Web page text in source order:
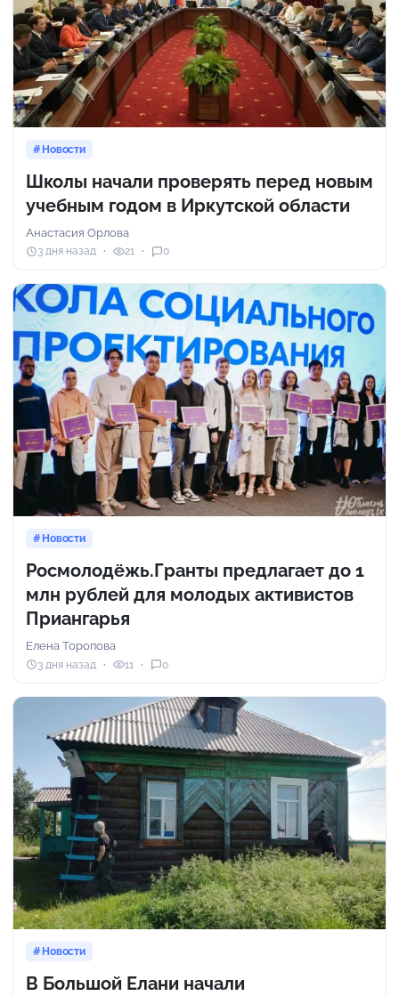
Новости
Школы начали проверять перед новым
учебным годом в Иркутской области
Анастасия Орлова
3 дня назад 21 0
Новости
Росмолодёжь.Гранты предлагает до 1
млн рублей для молодых активистов
Приангарья
Елена Торопова
3 дня назад 11 0
Новости
В Большой Елани начали